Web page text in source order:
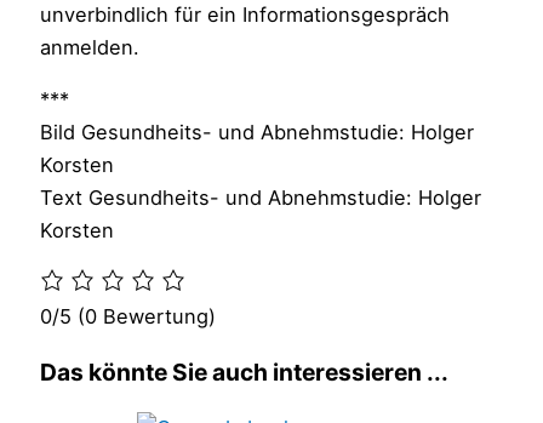
unverbindlich für ein Informationsgespräch
anmelden.
***
Bild Gesundheits- und Abnehmstudie: Holger
Korsten
Text Gesundheits- und Abnehmstudie: Holger
Korsten
0/5 (0 Bewertung)
Das könnte Sie auch interessieren ...